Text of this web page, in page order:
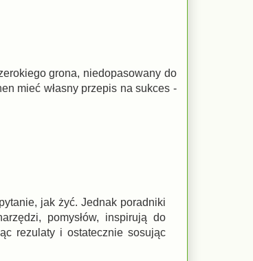
grona, niedopasowany do
mieć własny przepis na sukces -
jak żyć. Jednak poradniki
pomysłów, inspirują do
rezulaty i ostatecznie sosując